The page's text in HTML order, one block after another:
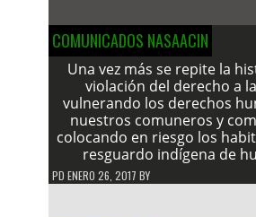
COMUNICADOS NASAACIN
Una vez más se repite la
violación del derecho a
vulnerando los derechos
nuestros comuneros y
colocando en riesgo los
resguardo indígena de
PD ENERO 26, 2017 BY